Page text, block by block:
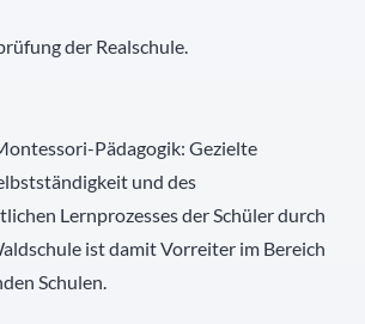
der Realschule.
Pädagogik: Gezielte
und des
Lernprozesses der Schüler durch
ist damit Vorreiter im Bereich
Schulen.